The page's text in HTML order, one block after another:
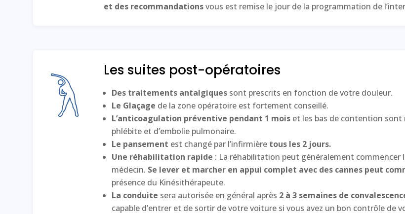
et des recommandationsvous est remise le jour de la programmation de
Les suites post-opératoires
Des traitements antalgiques sont prescrits en fonction de votre douleur.
Le Glaçage de la zone opératoire est fortement conseillé.
L’anticoagulation préventive pendant 1 mois et les bas de contention
phlébite et d’embolie pulmonaire.
Le pansement est changé par l’infirmière tous les 2 jours.
Une réhabilitation rapide : La réhabilitation peut généralement commencer
médecin. Se lever et marcher en appui complet avec des cannes peut
présence du Kinésithérapeute.
La conduite sera autorisée en général après 2 à 3 semaines de
capable d’entrer et de sortir de votre voiture si vous avez un bon contrôle de